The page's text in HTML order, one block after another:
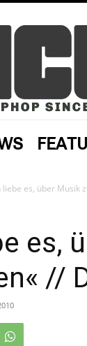
liebe es, über Musik
es,
//